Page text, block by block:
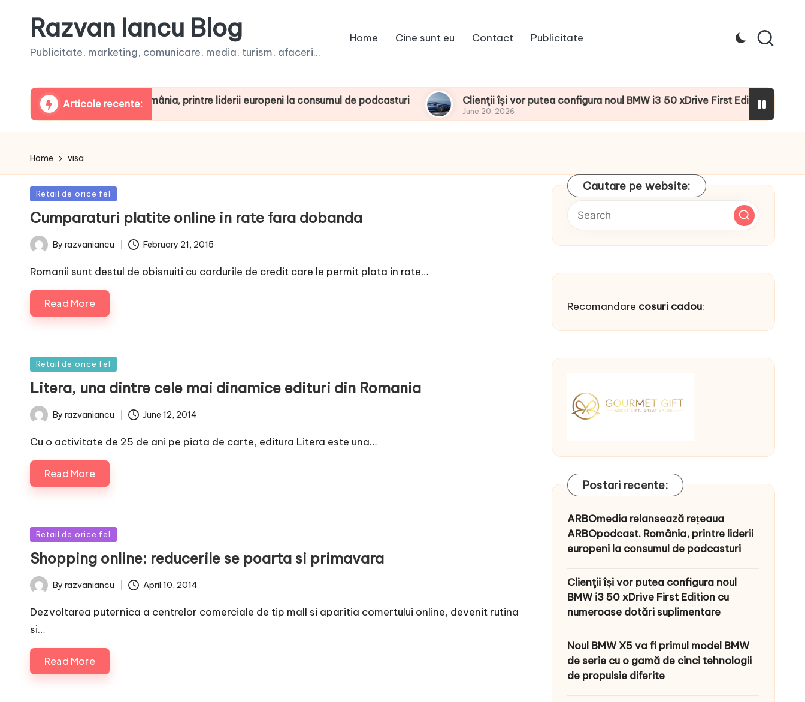
Razvan Iancu Blog
Publicitate, marketing, comunicare, media, turism, afaceri...
Home Cine sunt eu Contact Publicitate
Articole recente:
ARBOpodcast. România, printre liderii europeni la consumul de podcasturi Clienţii își vor putea configura noul BMW i3 50 xDrive First Edition cu numeroase
June 20, 2026
Home visa
Posted
in
Retail de orice fel
Cumparaturi platite online in rate fara dobanda
PostedBy razvaniancu February 21, 2015
Romanii sunt destul de obisnuiti cu cardurile de credit care le permit plata in rate…
Read More
Posted
in
Retail de orice fel
Litera, una dintre cele mai dinamice edituri din Romania
PostedBy razvaniancu June 12, 2014
Cu o activitate de 25 de ani pe piata de carte, editura Litera este una…
Read More
Posted
in
Retail de orice fel
Shopping online: reducerile se poarta si primavara
PostedBy razvaniancu April 10, 2014
Dezvoltarea puternica a centrelor comerciale de tip mall si aparitia comertului online, devenit rutina
si…
Read More
Cautare pe website:
Recomandare cosuri cadou:
Postari recente:
ARBOmedia relansează rețeaua
ARBOpodcast. România, printre liderii
europeni la consumul de podcasturi
Clienţii își vor putea configura noul
BMW i3 50 xDrive First Edition cu
numeroase dotări suplimentare
Noul BMW X5 va fi primul model BMW
de serie cu o gamă de cinci tehnologii
de propulsie diferite